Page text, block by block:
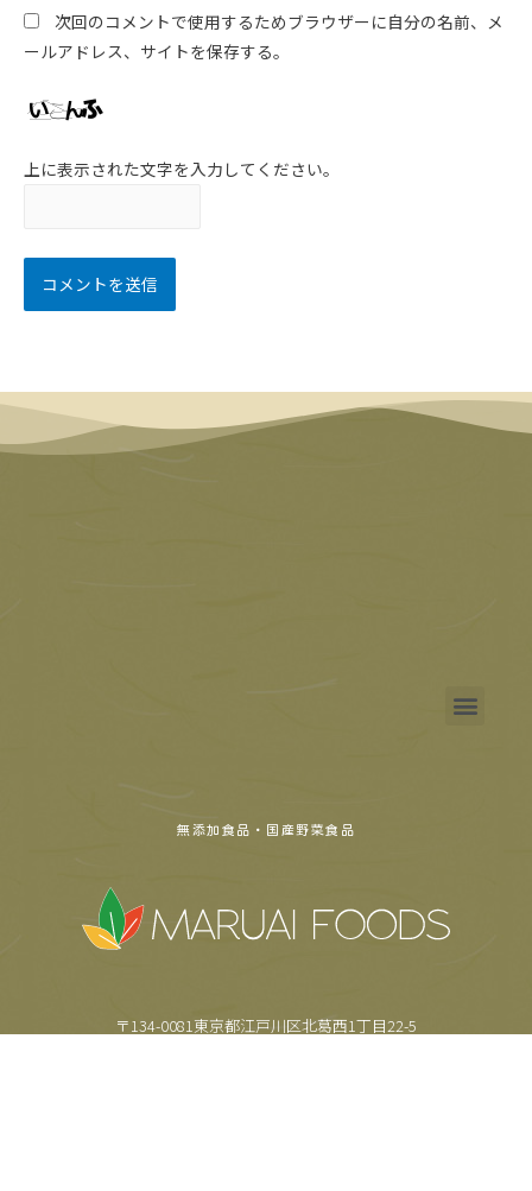
次回のコメントで使用するためブラウザーに自分の名前、メ
ールアドレス、サイトを保存する。
上に表示された文字を入力してください。
無添加食品・国産野菜食品
〒134-0081東京都江戸川区北葛西1丁目22-5